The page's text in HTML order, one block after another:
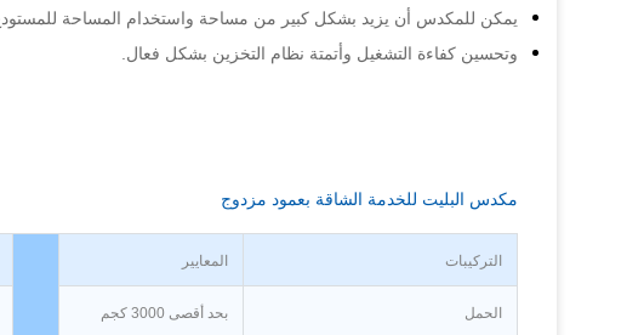
يمكن للمكدس أن يزيد بشكل كبير من مساحة واستخدام المساحة
وتحسين كفاءة التشغيل وأتمتة نظام التخزين بشكل فعال.
مكدس البليت للخدمة الشاقة بعمود مزدوج
التركيبات المعايير
الحمل بحد أقصى 3000 كجم